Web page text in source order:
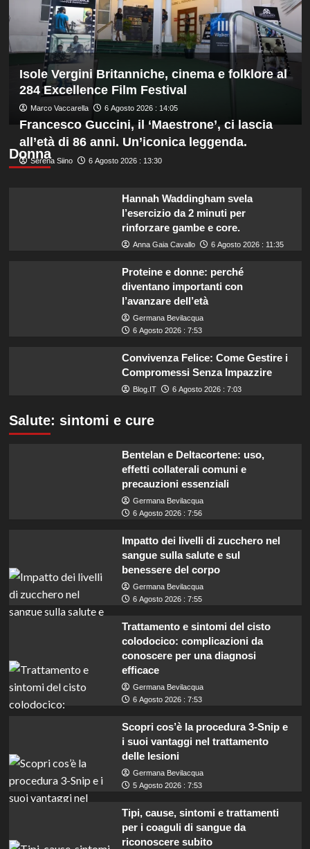
Scoglitti.
In
palio
gli
Scudetti
Serie
A
Q8,
Under
20
e
Isole Vergini Britanniche, cinema e folklore al
284 Excellence Film Festival
Marco Vaccarella 6 Agosto 2026 : 14:05
Donna
Francesco Guccini, il ‘Maestrone’, ci lascia
all’età di 86 anni. Un’iconica leggenda.
Serena Siino 6 Agosto 2026 : 13:30
Hannah Waddingham svela
l’esercizio da 2 minuti per
rinforzare gambe e core.
Anna Gaia Cavallo 6 Agosto 2026 : 11:35
Proteine e donne: perché
diventano importanti con
l’avanzare dell’età
Germana Bevilacqua
6 Agosto 2026 : 7:53
Convivenza Felice: Come Gestire i
Compromessi Senza Impazzire
Blog.IT 6 Agosto 2026 : 7:03
Salute: sintomi e cure
Bentelan e Deltacortene: uso,
effetti collaterali comuni e
precauzioni essenziali
Germana Bevilacqua
6 Agosto 2026 : 7:56
Impatto dei livelli di zucchero nel
sangue sulla salute e sul
benessere del corpo
Germana Bevilacqua
6 Agosto 2026 : 7:55
Trattamento e sintomi del cisto
colodocico: complicazioni da
conoscere per una diagnosi
efficace
Germana Bevilacqua
6 Agosto 2026 : 7:53
Scopri cos’è la procedura 3-Snip e
i suoi vantaggi nel trattamento
delle lesioni
Germana Bevilacqua
5 Agosto 2026 : 7:53
Tipi, cause, sintomi e trattamenti
per i coaguli di sangue da
riconoscere subito